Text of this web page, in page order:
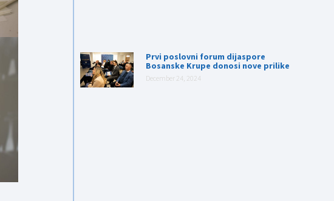
Prvi poslovni forum dijaspore
Bosanske Krupe donosi nove prilike
December 24, 2024